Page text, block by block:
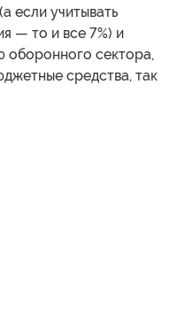
если учитывать
— то и все 7%) и
оборонного сектора,
средства, так